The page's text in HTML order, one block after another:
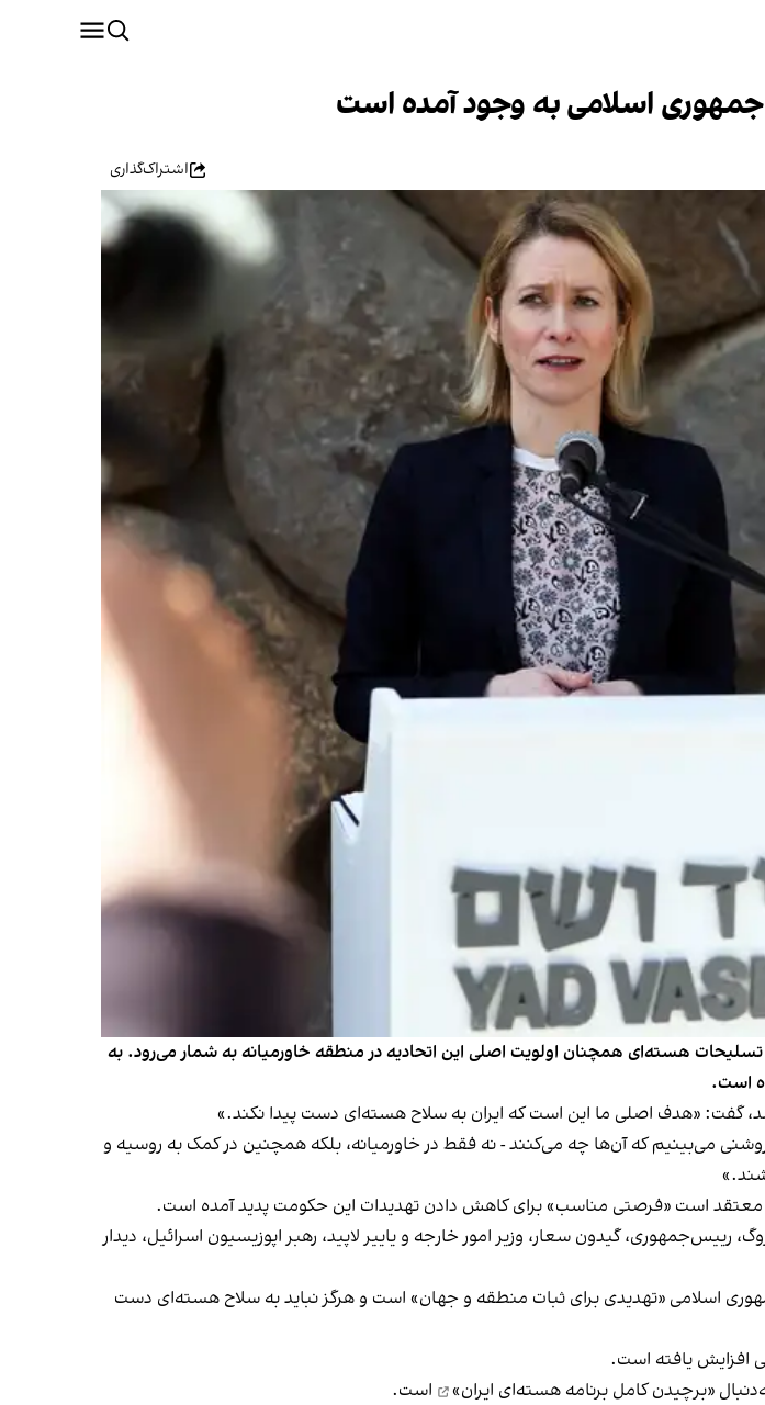
اسلامی به وجود آمده است
اشتراک‌گذاری
هسته‌ای همچنان اولویت اصلی این اتحادیه در منطقه خاورمیانه به شمار می‌رود. به
است.
گفت: «هدف اصلی ما این است که ایران به سلاح هسته‌ای دست پیدا نکند.»
می‌بینیم که آن‌ها چه می‌کنند - نه فقط در خاورمیانه، بلکه همچنین در کمک به روسیه و
معتقد است «فرصتی مناسب» برای کاهش دادن تهدیدات این حکومت پدید آمده است.
گیدون سعار، وزیر امور خارجه و یاییر لاپید، رهبر اپوزیسیون اسرائیل، دیدار
اسلامی «تهدیدی برای ثبات منطقه و جهان» است و هرگز نباید به سلاح هسته‌ای دست
افزایش یافته است.
«برچیدن کامل برنامه‌ هسته‌ای ایران» است.